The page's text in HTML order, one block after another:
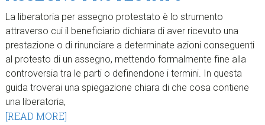
La liberatoria per assegno protestato è lo strumento
attraverso cui il beneficiario dichiara di aver ricevuto una
prestazione o di rinunciare a determinate azioni conseguenti
al protesto di un assegno, mettendo formalmente fine alla
controversia tra le parti o definendone i termini. In questa
guida troverai una spiegazione chiara di che cosa contiene
una liberatoria,
[READ MORE]